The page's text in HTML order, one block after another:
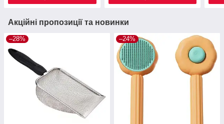
Акційні пропозиції та новинки
–28% –24%